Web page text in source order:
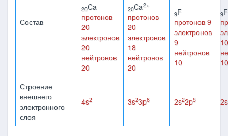
Состав
20Ca
протонов
20
электронов
20
нейтронов
20
20Ca2+
протонов
20
электронов
18
нейтронов
20
9F
протонов 9
электронов
9
нейтронов
10
9F
10
10
Строение
внешнего
электронного
слоя
4s2 3s23p6 2s22p5 2s